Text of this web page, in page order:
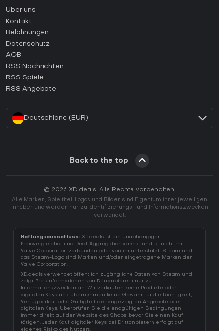
Anleitungen
Wie aktiviert man einen Steam CD Key?
Wie aktiviert man einen Epic Games CD Key?
Wie aktiviert man einen GOG CD Key?
Wie aktiviert man einen Ubisoft Connect CD Key?
Über uns
Kontakt
Belohnungen
Datenschutz
AGB
RSS Nachrichten
RSS Spiele
RSS Angebote
Deutschland (EUR)
Back to the top
© 2026 XD.deals. Alle Rechte vorbehalten.
Alle Marken, Spieltitel, Logos und Bilder sind Eigentum ihrer jeweiligen
Inhaber und werden nur zu Identifizierungs- und Informationszwecken
verwendet.
Haftungsausschluss: XD.deals ist ein unabhängiger
Preisvergleichs- und Deal-Aggregationsdienst und ist nicht mit
Valve Corporation verbunden oder von ihr unterstützt. Steam und
das Steam-Logo sind Marken und/oder eingetragene Marken der
Valve Corporation.
XD.deals verwendet öffentlich zugängliche Daten von Steam und
zeigt Preisinformationen von Drittanbietern nur zu
Informationszwecken an. Wir verkaufen keine Produkte oder
digitalen Keys und übernehmen keine Gewähr für die Richtigkeit,
Verfügbarkeit oder Gültigkeit der angezeigten Angebote oder
digitalen Keys. Überprüfen Sie die endgültigen Bedingungen
immer direkt auf der Website des Shops, bevor Sie einen Kauf
tätigen. Jeder Kauf digitaler Keys bei Drittanbietern erfolgt auf
eigenes Risiko des Nutzers.